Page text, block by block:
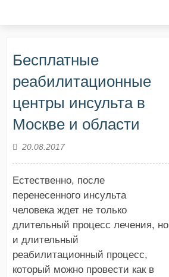
Бесплатные
реабилитационные
центры инсульта в
Москве и области
20.08.2017
Естественно, после
перенесенного инсульта
человека ждет не только
длительный процесс лечения, но
и длительный
реабилитационный процесс,
который можно провести как в